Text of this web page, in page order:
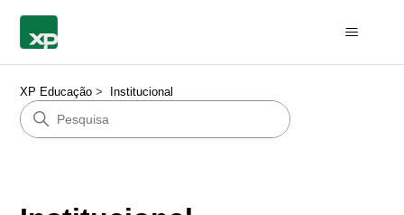
XP Educação Institucional